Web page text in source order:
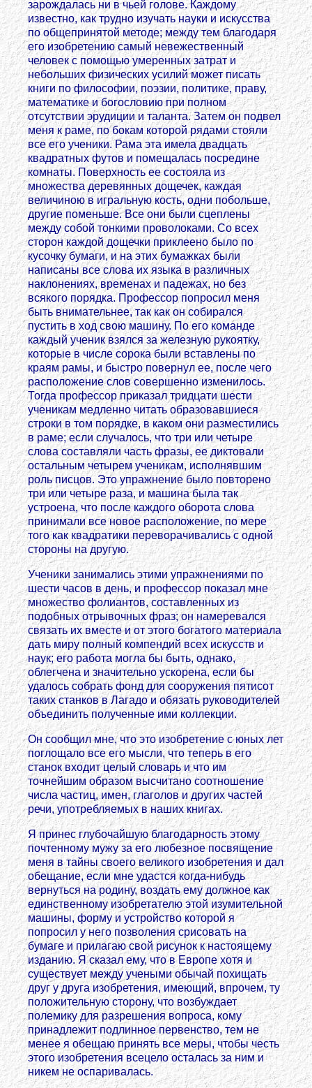
зарождалась ни в чьей голове. Каждому
известно, как трудно изучать науки и искусства
по общепринятой методе; между тем благодаря
его изобретению самый невежественный
человек с помощью умеренных затрат и
небольших физических усилий может писать
книги по философии, поэзии, политике, праву,
математике и богословию при полном
отсутствии эрудиции и таланта. Затем он подвел
меня к раме, по бокам которой рядами стояли
все его ученики. Рама эта имела двадцать
квадратных футов и помещалась посредине
комнаты. Поверхность ее состояла из
множества деревянных дощечек, каждая
величиною в игральную кость, одни побольше,
другие поменьше. Все они были сцеплены
между собой тонкими проволоками. Со всех
сторон каждой дощечки приклеено было по
кусочку бумаги, и на этих бумажках были
написаны все слова их языка в различных
наклонениях, временах и падежах, но без
всякого порядка. Профессор попросил меня
быть внимательнее, так как он собирался
пустить в ход свою машину. По его команде
каждый ученик взялся за железную рукоятку,
которые в числе сорока были вставлены по
краям рамы, и быстро повернул ее, после чего
расположение слов совершенно изменилось.
Тогда профессор приказал тридцати шести
ученикам медленно читать образовавшиеся
строки в том порядке, в каком они разместились
в раме; если случалось, что три или четыре
слова составляли часть фразы, ее диктовали
остальным четырем ученикам, исполнявшим
роль писцов. Это упражнение было повторено
три или четыре раза, и машина была так
устроена, что после каждого оборота слова
принимали все новое расположение, по мере
того как квадратики переворачивались с одной
стороны на другую.
Ученики занимались этими упражнениями по
шести часов в день, и профессор показал мне
множество фолиантов, составленных из
подобных отрывочных фраз; он намеревался
связать их вместе и от этого богатого материала
дать миру полный компендий всех искусств и
наук; его работа могла бы быть, однако,
облегчена и значительно ускорена, если бы
удалось собрать фонд для сооружения пятисот
таких станков в Лагадо и обязать руководителей
объединить полученные ими коллекции.
Он сообщил мне, что это изобретение с юных лет
поглощало все его мысли, что теперь в его
станок входит целый словарь и что им
точнейшим образом высчитано соотношение
числа частиц, имен, глаголов и других частей
речи, употребляемых в наших книгах.
Я принес глубочайшую благодарность этому
почтенному мужу за его любезное посвящение
меня в тайны своего великого изобретения и дал
обещание, если мне удастся когда-нибудь
вернуться на родину, воздать ему должное как
единственному изобретателю этой изумительной
машины, форму и устройство которой я
попросил у него позволения срисовать на
бумаге и прилагаю свой рисунок к настоящему
изданию. Я сказал ему, что в Европе хотя и
существует между учеными обычай похищать
друг у друга изобретения, имеющий, впрочем, ту
положительную сторону, что возбуждает
полемику для разрешения вопроса, кому
принадлежит подлинное первенство, тем не
менее я обещаю принять все меры, чтобы честь
этого изобретения всецело осталась за ним и
никем не оспаривалась.